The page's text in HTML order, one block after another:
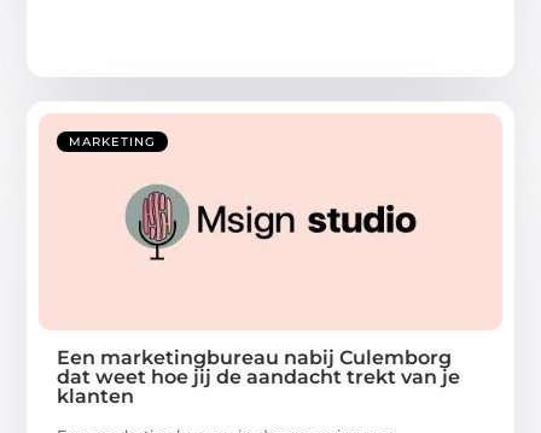
MARKETING
Een marketingbureau nabij Culemborg
dat weet hoe jij de aandacht trekt van je
klanten